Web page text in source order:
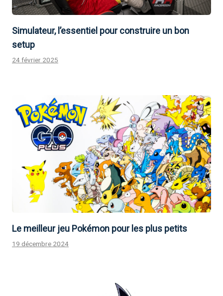
Simulateur, l’essentiel pour construire un bon
setup
24 février 2025
Le meilleur jeu Pokémon pour les plus petits
19 décembre 2024